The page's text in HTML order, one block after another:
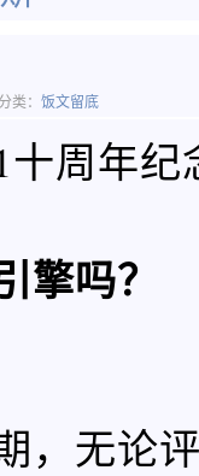
分类： 饭文留底
十周年
擎吗？
，无论